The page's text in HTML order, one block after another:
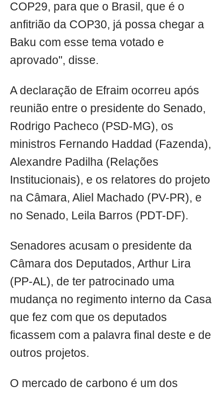
COP29, para que o Brasil, que é o
anfitrião da COP30, já possa chegar a
Baku com esse tema votado e
aprovado", disse.
A declaração de Efraim ocorreu após
reunião entre o presidente do Senado,
Rodrigo Pacheco (PSD-MG), os
ministros Fernando Haddad (Fazenda),
Alexandre Padilha (Relações
Institucionais), e os relatores do projeto
na Câmara, Aliel Machado (PV-PR), e
no Senado, Leila Barros (PDT-DF).
Senadores acusam o presidente da
Câmara dos Deputados, Arthur Lira
(PP-AL), de ter patrocinado uma
mudança no regimento interno da Casa
que fez com que os deputados
ficassem com a palavra final deste e de
outros projetos.
O mercado de carbono é um dos